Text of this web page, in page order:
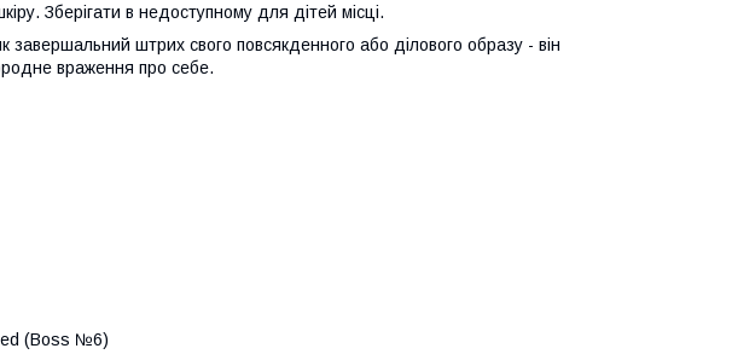
Зберігати в недоступному для дітей місці.
штрих свого повсякденного або ділового образу - він
враження про себе.
(Boss №6)